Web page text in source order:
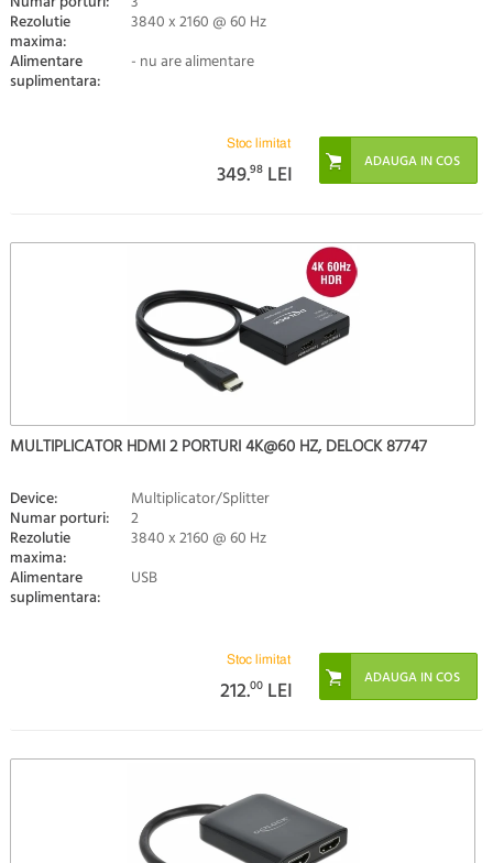
Rezolutie
maxima:
3840 x 2160 @ 60 Hz
Alimentare
suplimentara:
- nu are alimentare
Stoc limitat
349.98 LEI
MULTIPLICATOR HDMI 2 PORTURI 4K@60 HZ, DELOCK 87747
Device: Multiplicator/Splitter
Numar porturi: 2
Rezolutie
maxima:
3840 x 2160 @ 60 Hz
Alimentare
suplimentara:
USB
Stoc limitat
212.00 LEI